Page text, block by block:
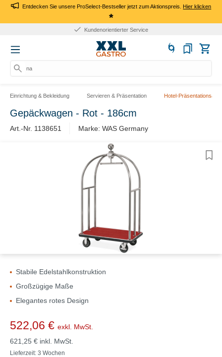
Entdecken Sie unsere ProSelect-Bestseller jetzt zum Aktionspreis.Hier klicken
*
Kundenorientierter Service
nach
Einrichtung & Bekleidung Servieren & Präsentation Hotel-
Gepäckwagen - Rot - 186cm
Art.-Nr. 1138651 Marke: WAS Germany
Stabile Edelstahlkonstruktion
Großzügige Maße
Elegantes rotes Design
522,06 € exkl. MwSt.
621,25 € inkl. MwSt.
Lieferzeit: 3 Wochen